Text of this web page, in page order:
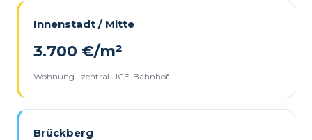
Innenstadt / Mitte
3.700 €/m²
Wohnung · zentral · ICE-Bahnhof
Brückberg